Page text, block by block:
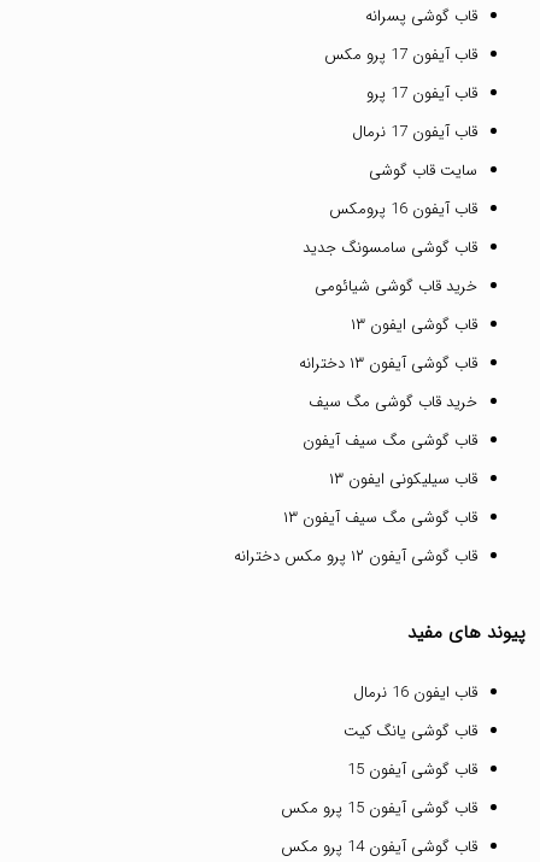
قاب گوشی پسرانه
قاب آیفون 17 پرو مکس
قاب آیفون 17 پرو
قاب آیفون 17 نرمال
سایت قاب گوشی
قاب آیفون 16 پرومکس
قاب گوشی سامسونگ جدید
خرید قاب گوشی شیائومی
قاب گوشی ایفون ۱۳
قاب گوشی آیفون ۱۳ دخترانه
خرید قاب گوشی مگ سیف
قاب گوشی مگ سیف آیفون
قاب سیلیکونی ایفون ۱۳
قاب گوشی مگ سیف آیفون ۱۳
قاب گوشی آیفون ۱۲ پرو مکس دخترانه
پیوند های مفید
قاب ایفون 16 نرمال
قاب گوشی یانگ کیت
قاب گوشی آیفون 15
قاب گوشی آیفون 15 پرو مکس
قاب گوشی آیفون 14 پرو مکس